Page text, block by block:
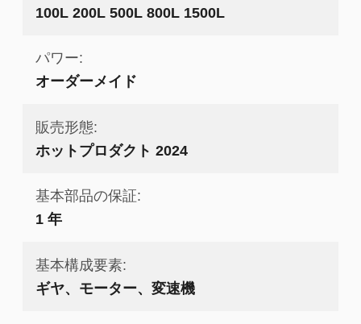
100L 200L 500L 800L 1500L
パワー:
オーダーメイド
販売形態:
ホットプロダクト 2024
基本部品の保証:
1 年
基本構成要素:
ギヤ、モーター、変速機